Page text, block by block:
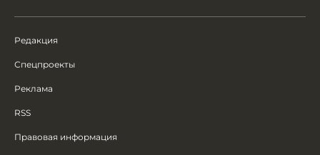
Редакция
Спецпроекты
Реклама
RSS
Правовая информация